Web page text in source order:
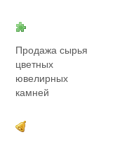
Продажа сырья
цветных
ювелирных
камней